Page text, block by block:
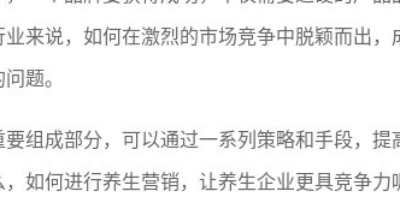
来说，如何在激烈的市场竞争中脱颖而出
题。
组成部分，可以通过一系列策略和手段，
如何进行养生营销，让养生企业更具竞争力